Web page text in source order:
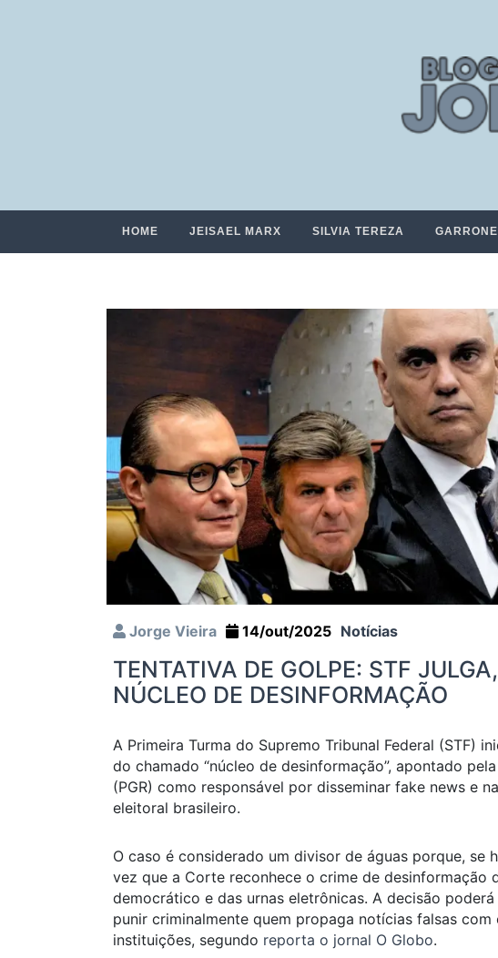
HOME JEISAEL MARX SILVIA TEREZA GARRONE
Jorge Vieira 14/out/2025 Notícias
TENTATIVA DE GOLPE: STF
NÚCLEO DE DESINFORMAÇÃO
A Primeira Turma do Supremo Tribunal Federal (STF)
do chamado “núcleo de desinformação”, apontado
(PGR) como responsável por disseminar fake news e
eleitoral brasileiro.
O caso é considerado um divisor de águas porque, se
vez que a Corte reconhece o crime de desinformação
democrático e das urnas eletrônicas. A decisão
punir criminalmente quem propaga notícias falsas
instituições, segundo reporta o jornal O Globo.